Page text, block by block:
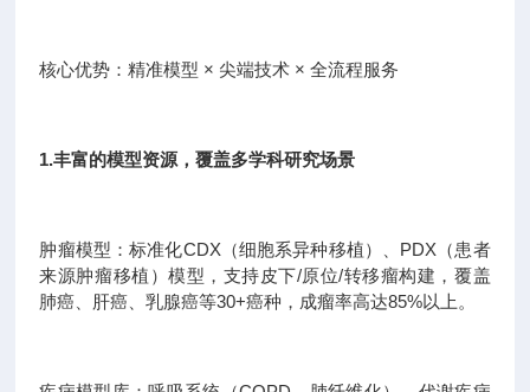
核心优势：精准模型 × 尖端技术 × 全流程服务
1.丰富的模型资源，覆盖多学科研究场景
肿瘤模型：标准化CDX（细胞系异种移植）、PDX（患者
来源肿瘤移植）模型，支持皮下/原位/转移瘤构建，覆盖
肺癌、肝癌、乳腺癌等30+癌种，成瘤率高达85%以上。